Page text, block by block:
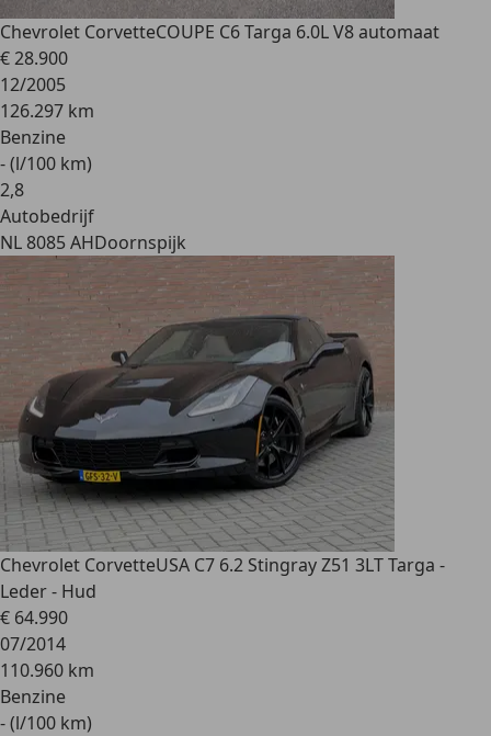
Chevrolet CorvetteCOUPE C6 Targa 6.0L V8 automaat
€ 28.900
12/2005
126.297 km
Benzine
- (l/100 km)
2,8
Autobedrijf
NL 8085 AHDoornspijk
Chevrolet CorvetteUSA C7 6.2 Stingray Z51 3LT Targa -
Leder - Hud
€ 64.990
07/2014
110.960 km
Benzine
- (l/100 km)